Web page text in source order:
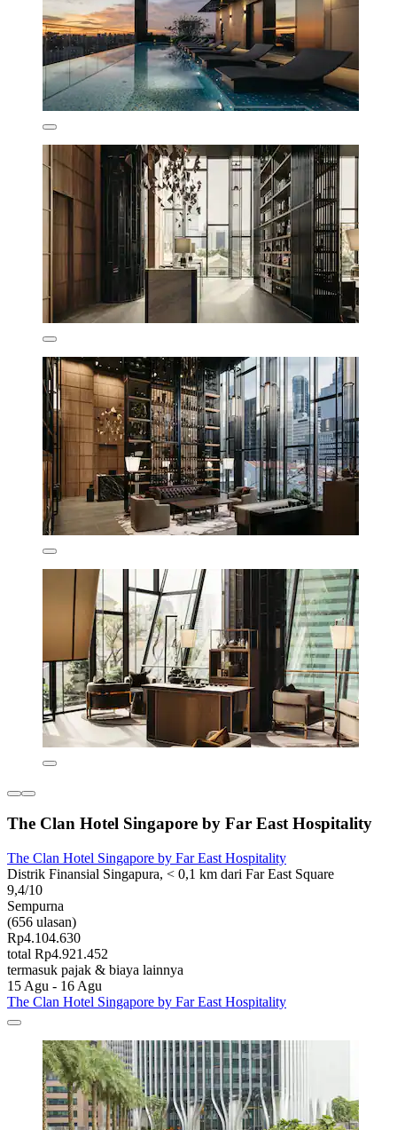
The Clan Hotel Singapore by Far East Hospitality
The Clan Hotel Singapore by Far East Hospitality
Distrik Finansial Singapura, < 0,1 km dari Far East Square
9,4/10
Sempurna
(656 ulasan)
Rp4.104.630
total Rp4.921.452
termasuk pajak & biaya lainnya
15 Agu - 16 Agu
The Clan Hotel Singapore by Far East Hospitality